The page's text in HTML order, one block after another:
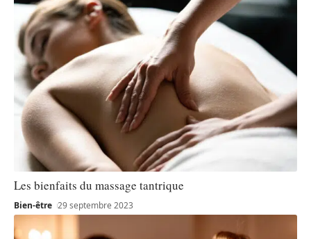
Les bienfaits du massage tantrique
Bien-être 29 septembre 2023